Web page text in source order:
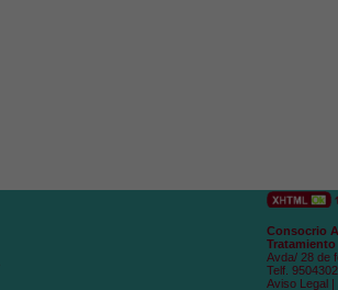
Consocrio
Tratamiento
Avda/ 28 de
Telf.
Aviso Legal |